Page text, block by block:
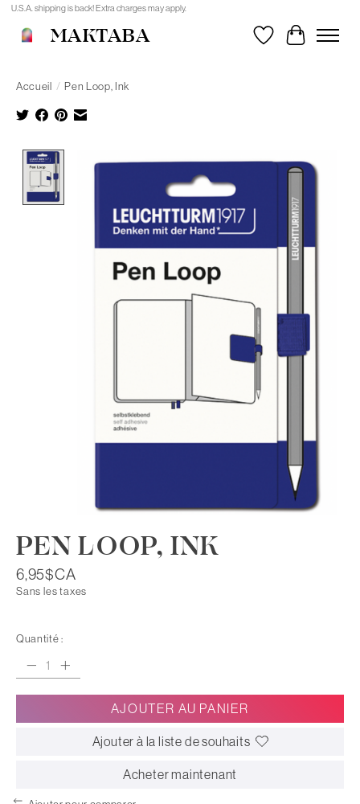
U.S.A. shipping is back! Extra charges may apply.
MAKTABA Liste de souhaits
Panier
Accueil / Pen Loop, Ink
PEN LOOP, INK
6,95$CA
Sans les taxes
Quantité :
AJOUTER AU PANIER
Ajouter à la liste de souhaits
Acheter maintenant